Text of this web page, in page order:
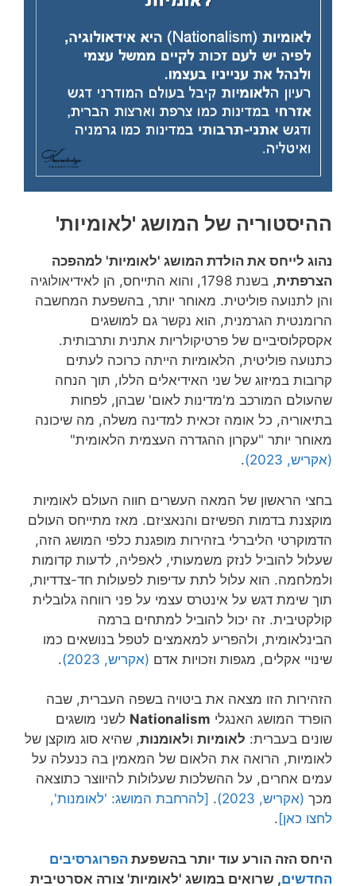
ההיסטוריה של המושג 'לאומיות'
נהוג לייחס את הולדת המושג 'לאומיות' למהפכה
הצרפתית
, בשנת 1798, והוא התייחס, הן לאידיאולוגיה
והן לתנועה פוליטית. מאוחר יותר, בהשפעת המחשבה
הרומנטית הגרמנית, הוא נקשר גם למושגים
אקסקלוסיביים של פרטיקולריות אתנית ותרבותית.
כתנועה פוליטית, הלאומיות הייתה כרוכה לעתים
קרובות במיזוג של שני האידיאלים הללו, תוך הנחה
שהעולם המורכב מ'מדינות לאום' שבהן, לפחות
בתיאוריה, כל אומה זכאית למדינה משלה, מה שיכונה
מאוחר יותר "עקרון ההגדרה העצמית הלאומית"
(אקריש, 2023)
.
בחצי הראשון של המאה העשרים חווה העולם לאומיות
מוקצנת בדמות הפשיזם והנאציזם. מאז מתייחס העולם
הדמוקרטי הליברלי בזהירות מופגנת כלפי המושג הזה,
שעלול להוביל לנזק משמעותי, לאפליה, לדעות קדומות
ולמלחמה. הוא עלול לתת עדיפות לפעולות חד-צדדיות,
תוך שימת דגש על אינטרס עצמי על פני רווחה גלובלית
קולקטיבית. זה יכול להוביל למתחים ברמה
הבינלאומית, ולהפריע למאמצים לטפל בנושאים כמו
שינויי אקלים, מגפות וזכויות אדם (אקריש, 2023) .
הזהירות הזו מצאה את ביטויה בשפה העברית, שבה
הופרד המושג האנגלי Nationalism לשני מושגים
שונים בעברית: לאומיות ולאומנות, שהיא סוג מוקצן של
לאומיות, הרואה את הלאום של המאמין בה כנעלה על
עמים אחרים, על ההשלכות שעלולות להיווצר כתוצאה
מכך (אקריש, 2023) . [להרחבת המושג: 'לאומנות',
לחצו כאן] .
היחס הזה הורע עוד יותר בהשפעת הפרוגרסיבים
החדשים, שרואים במושג 'לאומיות' צורה אסרטיבית